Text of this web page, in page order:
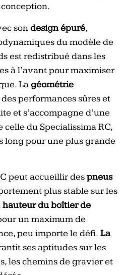
sondesign épuré,
du modèle de
est redistribué dans les
à l’avant pour maximiser
Lagéométrie
performances sûres et
et s’accompagne d’une
du Specialissima RC,
long pour une plus grande
peut accueillir despneus
plus stable sur les
hauteur du boîtier de
un maximum de
peu importe le défi. La
ses aptitudes sur les
les chemins de gravier et